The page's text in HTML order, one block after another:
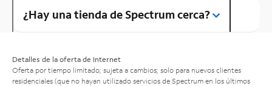
¿Hay una tienda de Spectrum cerca?
Detalles de la oferta de Internet
Oferta por tiempo limitado; sujeta a cambios; solo para nuevos clientes
residenciales (que no hayan utilizado servicios de Spectrum en los últimos